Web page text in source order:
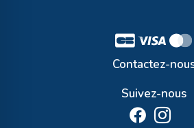
Contactez-
Suivez-nous